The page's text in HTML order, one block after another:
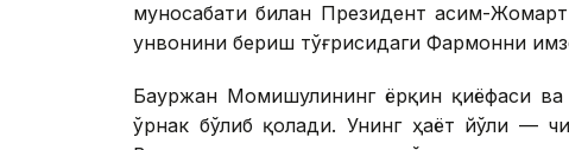
муносабати билан Президент Қасим-
унвонини бериш тўғрисидаги Фармонни
Бауржан Момишулининг ёрқин қиёфаси
ўрнак бўлиб қолади. Унинг ҳаёт йўли —